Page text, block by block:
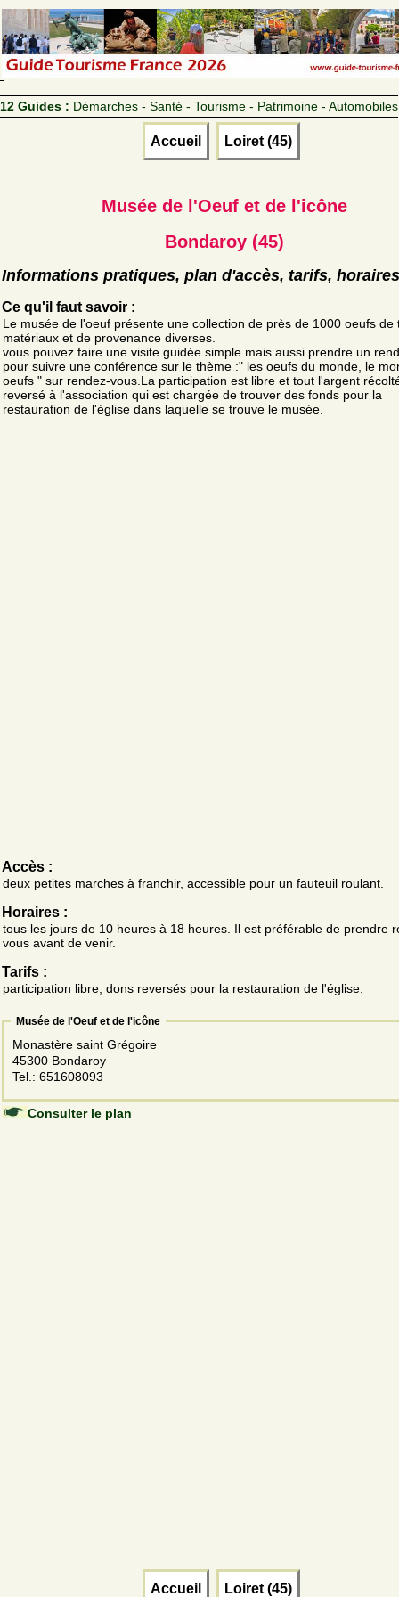
12 Guides : Démarches - Santé - Tourisme - Patrimoine - Automobiles
Accueil Loiret (45)
Musée de l'Oeuf et de l'icône
Bondaroy (45)
Informations pratiques, plan d'accès, tarifs, horaires
Ce qu'il faut savoir :
Le musée de l'oeuf présente une collection de près de 1000 oeufs de
matériaux et de provenance diverses.
vous pouvez faire une visite guidée simple mais aussi prendre un
pour suivre une conférence sur le thème :" les oeufs du monde, le
oeufs " sur rendez-vous.La participation est libre et tout l'argent
reversé à l'association qui est chargée de trouver des fonds pour la
restauration de l'église dans laquelle se trouve le musée.
Accès :
deux petites marches à franchir, accessible pour un fauteuil roulant.
Horaires :
tous les jours de 10 heures à 18 heures. Il est préférable de prendre
vous avant de venir.
Tarifs :
participation libre; dons reversés pour la restauration de l'église.
Musée de l'Oeuf et de l'icône
Monastère saint Grégoire
45300 Bondaroy
Tel.: 651608093
Consulter le plan
Accueil Loiret (45)